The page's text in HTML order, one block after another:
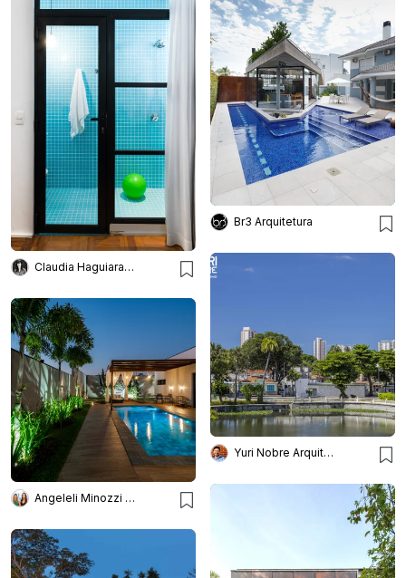
Claudia Haguiara Arquitetura
Br3 Arquitetura
Yuri Nobre Arquitetura & Urbanismo
Angeleli Minozzi Arquitetura